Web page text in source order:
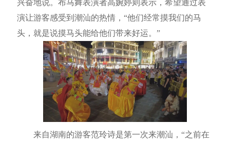
兴奋地说。布马舞表演者高婉婷则表示，希望通过表
演让游客感受到潮汕的热情，“他们经常摸我们的马
头，就是说摸马头能给他们带来好运。”
来自湖南的游客范玲诗是第一次来潮汕，“之前在